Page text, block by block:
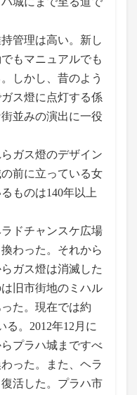
管理は高い。新し
もマニュアルでも
しかし、昔のよう
ス燈に点灯する係
並みの演出に一役
ガス燈のデザイン
前に立っている女
ものは140年以上
ドチャンスケ広場
わった。それから
ガス燈は消滅した
旧市街地のミハル
た。現在では約
る。2012年12月に
プラハ城まですべ
った。また、ヘラ
活した。プラハ市